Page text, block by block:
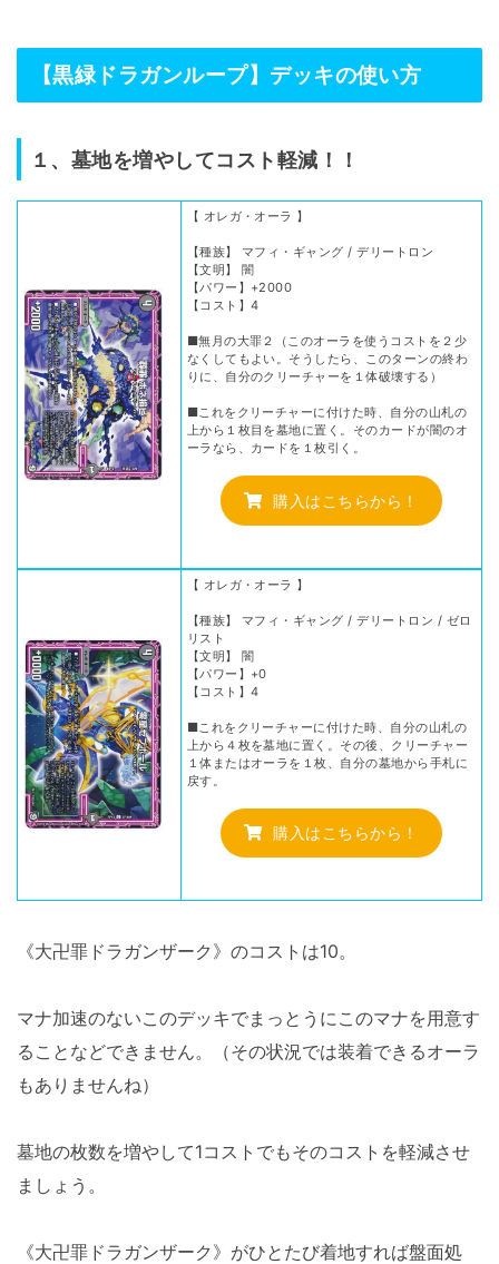
【黒緑ドラガンループ】デッキの使い方
１、墓地を増やしてコスト軽減！！
【 オレガ・オーラ 】
【種族】 マフィ・ギャング / デリートロン
【文明】 闇
【パワー】+2000
【コスト】4
■無月の大罪２（このオーラを使うコストを２少
なくしてもよい。そうしたら、このターンの終わ
りに、自分のクリーチャーを１体破壊する）
■これをクリーチャーに付けた時、自分の山札の
上から１枚目を墓地に置く。そのカードが闇のオ
ーラなら、カードを１枚引く。
購入はこちらから！
【 オレガ・オーラ 】
【種族】 マフィ・ギャング / デリートロン / ゼロ
リスト
【文明】 闇
【パワー】+0
【コスト】4
■これをクリーチャーに付けた時、自分の山札の
上から４枚を墓地に置く。その後、クリーチャー
１体またはオーラを１枚、自分の墓地から手札に
戻す。
購入はこちらから！
《大卍罪ドラガンザーク》のコストは10。
マナ加速のないこのデッキでまっとうにこのマナを用意す
ることなどできません。（その状況では装着できるオーラ
もありませんね）
墓地の枚数を増やして1コストでもそのコストを軽減させ
ましょう。
《大卍罪ドラガンザーク》がひとたび着地すれば盤面処